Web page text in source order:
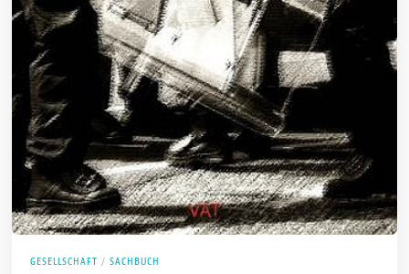
GESELLSCHAFT / SACHBUCH